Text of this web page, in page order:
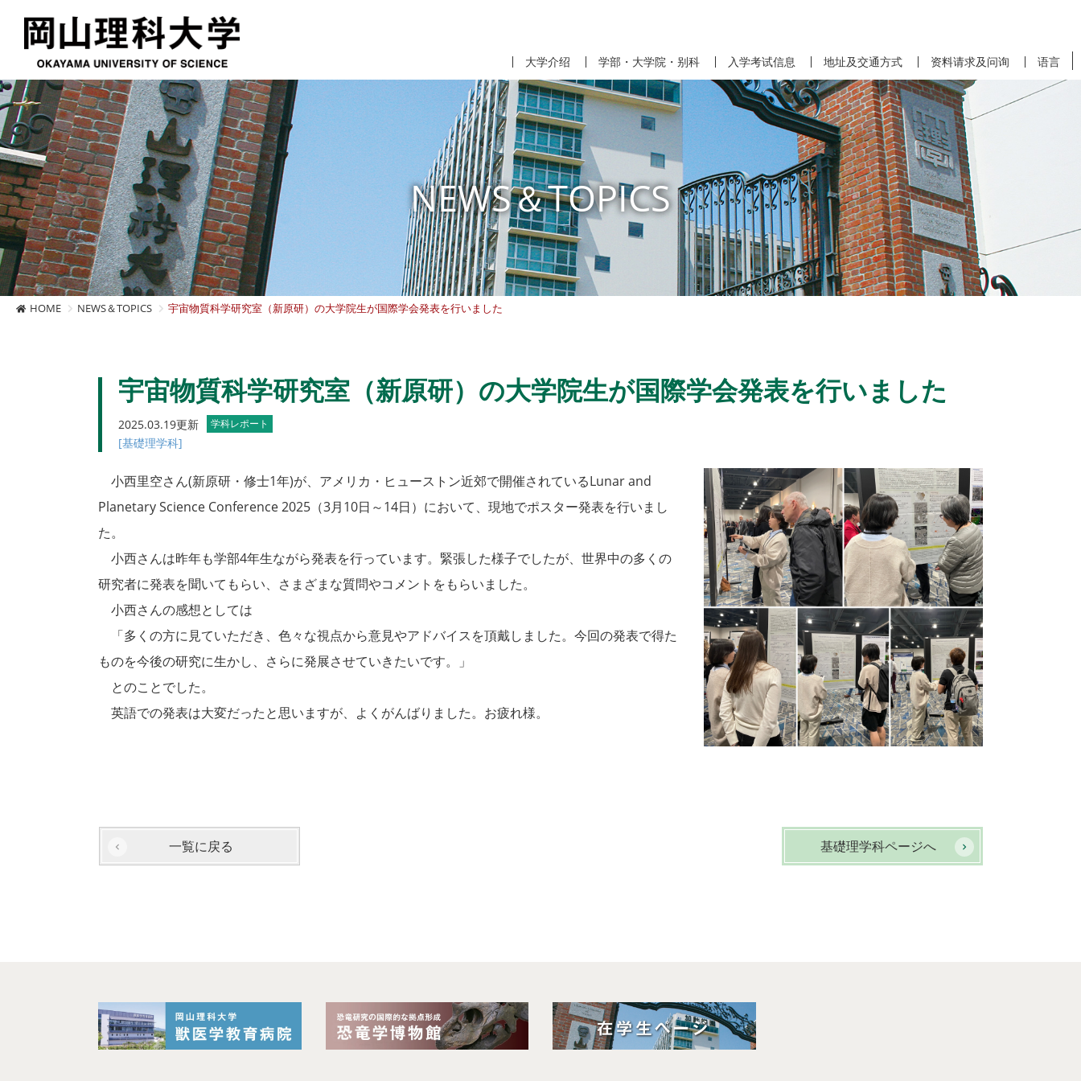
大学介绍 学部・大学院・别科 入学考试信息 地址及交通方式 资料请求及问询 语言
NEWS＆TOPICS
HOME NEWS＆TOPICS 宇宙物質科学研究室（新原研）の大学院生が国際学会発表を行いました
宇宙物質科学研究室（新原研）の大学院生が国際学会発表を行いました
2025.03.19更新 学科レポート
[基礎理学科]
小西里空さん(新原研・修士1年)が、アメリカ・ヒューストン近郊で開催されているLunar and
Planetary Science Conference 2025（3月10日～14日）において、現地でポスター発表を行いまし
た。
小西さんは昨年も学部4年生ながら発表を行っています。緊張した様子でしたが、世界中の多くの
研究者に発表を聞いてもらい、さまざまな質問やコメントをもらいました。
小西さんの感想としては
「多くの方に見ていただき、色々な視点から意見やアドバイスを頂戴しました。今回の発表で得た
ものを今後の研究に生かし、さらに発展させていきたいです。」
とのことでした。
英語での発表は大変だったと思いますが、よくがんばりました。お疲れ様。
基礎理学科ページへ
一覧に戻る